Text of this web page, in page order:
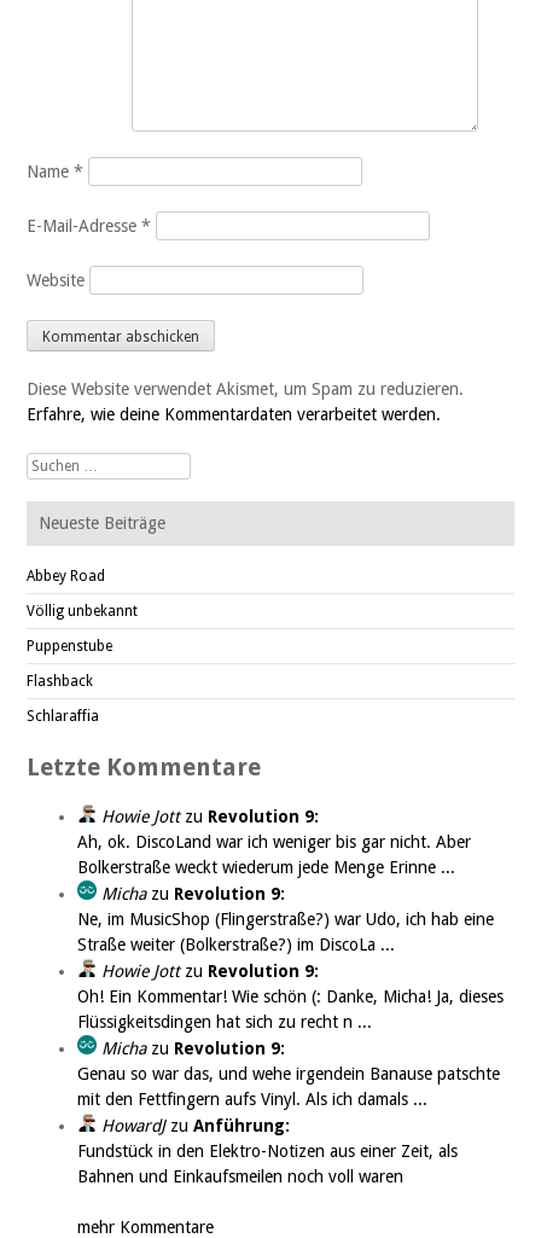
Name*
E-Mail-Adresse*
Website
Diese Website verwendet Akismet, um Spam zu reduzieren.
Erfahre, wie deine Kommentardaten verarbeitet werden.
Suche
nach:
Neueste Beiträge
Abbey Road
Völlig unbekannt
Puppenstube
Flashback
Schlaraffia
Letzte Kommentare
Howie Jottzu Revolution 9:
Ah, ok. DiscoLand war ich weniger bis gar nicht. Aber
Bolkerstraße weckt wiederum jede Menge Erinne ...
Michazu Revolution 9:
Ne, im MusicShop (Flingerstraße?) war Udo, ich hab eine
Straße weiter (Bolkerstraße?) im DiscoLa ...
Howie Jottzu Revolution 9:
Oh! Ein Kommentar! Wie schön (: Danke, Micha! Ja, dieses
Flüssigkeitsdingen hat sich zu recht n ...
Michazu Revolution 9:
Genau so war das, und wehe irgendein Banause patschte
mit den Fettfingern aufs Vinyl. Als ich damals ...
HowardJzuAnführung:
Fundstück in den Elektro-Notizen aus einer Zeit, als
Bahnen und Einkaufsmeilen noch voll waren
mehr Kommentare